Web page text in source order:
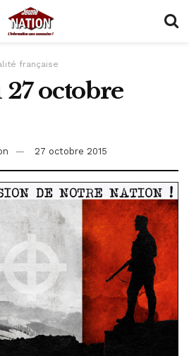
française
octobre
27 octobre 2015